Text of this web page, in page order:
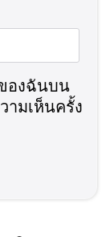
องฉันบน
ามเห็นครั้ง